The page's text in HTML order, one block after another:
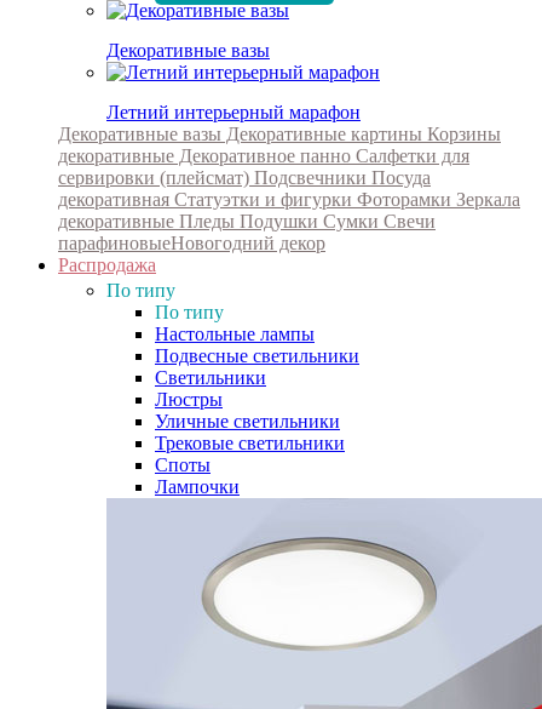
Декоративные вазы
Летний интерьерный марафон
Декоративные вазы Декоративные картины Корзины
декоративные Декоративное панно Салфетки для
сервировки (плейсмат) Подсвечники Посуда
декоративная Статуэтки и фигурки Фоторамки Зеркала
декоративные Пледы Подушки Сумки Свечи
парафиновыеНовогодний декор
Распродажа
По типу
По типу
Настольные лампы
Подвесные светильники
Светильники
Люстры
Уличные светильники
Трековые светильники
Споты
Лампочки